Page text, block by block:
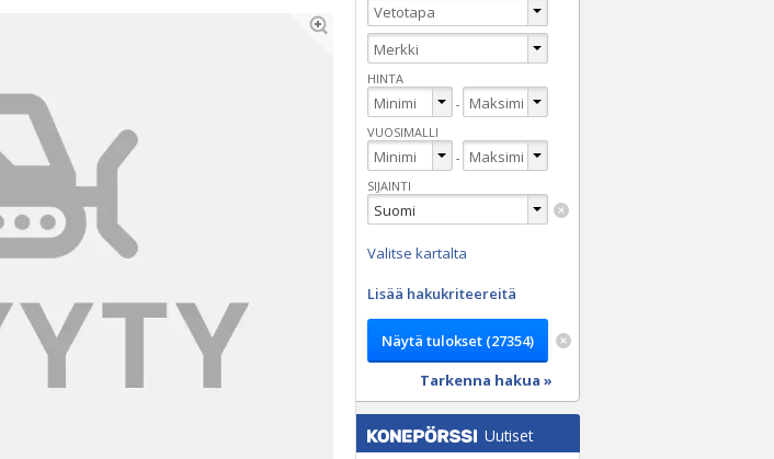
HINTA
-
VUOSIMALLI
-
SIJAINTI
Valitse kartalta
Lisää hakukriteereitä
Tarkenna hakua »
Uutiset